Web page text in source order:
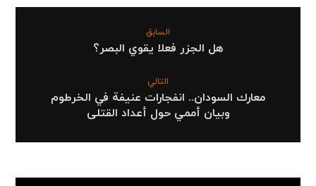
السابق
هل الجزر فعلا يقوي البصر؟
التالي
معارك السودان.. انفجارات عنيفة في الخرطوم
وبيان أممي حول أعداد القتلى